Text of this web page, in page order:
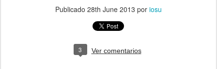
Publicado 28th June 2013 por iosu
3 Ver comentarios